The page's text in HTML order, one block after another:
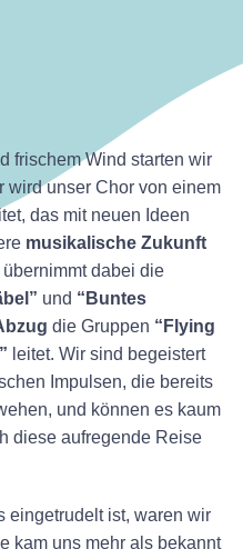
frischem Wind starten wir
wird unser Chor von einem
das mit neuen Ideen
musikalische Zukunft
übernimmt dabei die
und “Buntes
die Gruppen “Flying
leitet. Wir sind begeistert
Impulsen, die bereits
und können es kaum
diese aufregende Reise
eingetrudelt ist, waren wir
kam uns mehr als bekannt